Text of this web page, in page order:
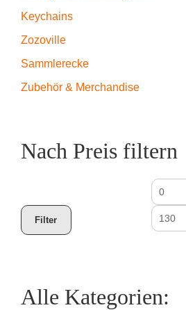
Keychains
Zozoville
Sammlerecke
Zubehör & Merchandise
Nach Preis filtern
Min.
Preis
Filter
Alle Kategorien: